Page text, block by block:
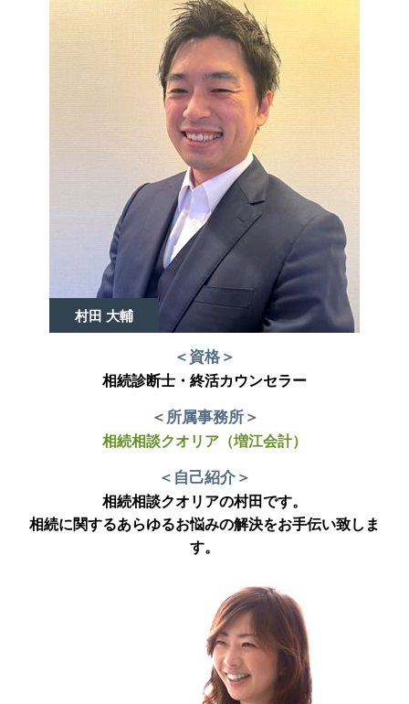
村田 大輔
＜資格＞
相続診断士・終活カウンセラー
＜所属事務所＞
相続相談クオリア（増江会計）
＜自己紹介＞
相続相談クオリアの村田です。
相続に関するあらゆるお悩みの解決をお手伝い致しま
す。